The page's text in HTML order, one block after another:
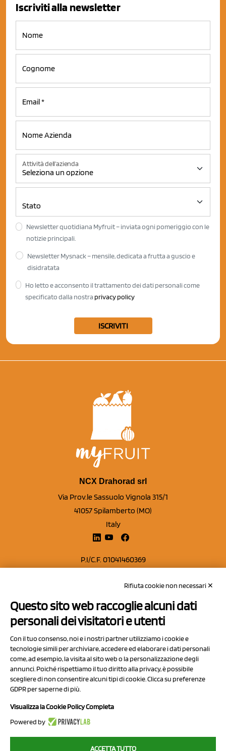
Iscriviti alla newsletter
Attività dell'azienda
Newsletter quotidiana Myfruit – inviata ogni pomeriggio con le
notizie principali.
Newsletter Mysnack – mensile, dedicata a frutta a guscio e
disidratata
Ho letto e acconsento il trattamento dei dati personali come
specificato dalla nostra privacy policy
ISCRIVITI
NCX Drahorad srl
Via Prov.le Sassuolo Vignola 315/1
41057 Spilamberto (MO)
Italy
P.I/C.F. 01041460369
Capitale sociale Euro 50.000,00 i.v.
Contatti
Privacy Policy
Cookie Policy
Chi Siamo
2023 NCX Drahorad srl - All rights reserved
Rifiuta cookie non necessari ✕
Questo sito web raccoglie alcuni dati
personali dei visitatori e utenti
Con il tuo consenso, noi e i nostri partner utilizziamo i cookie e
tecnologie simili per archiviare, accedere ed elaborare i dati personali
come, ad esempio, la visita al sito web o la personalizzazione degli
annunci. Poiché rispettiamo il tuo diritto alla privacy, è possibile
scegliere di non consentire alcuni tipi di cookie. Clicca su preferenze
GDPR per saperne di più.
Visualizza la Cookie Policy Completa
Powered by
ACCETTA TUTTO